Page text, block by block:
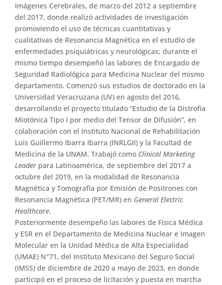
Imágenes Cerebrales, de marzo del 2012 a septiembre
del 2017, donde realizó actividades de investigación
promoviendo el uso de técnicas cuantitativas y
cualitativas de Resonancia Magnética en el estudio de
enfermedades psiquiátricas y neurológicas; durante el
mismo tiempo desempeñó las labores de Encargado de
Seguridad Radiológica para Medicina Nuclear del mismo
departamento. Comenzó sus estudios de doctorado en la
Universidad Veracruzana (UV) en agosto del 2016,
desarrollando el proyecto titulado “Estudio de la Distrofia
Miotónica Tipo I por medio del Tensor de Difusión”, en
colaboración con el Instituto Nacional de Rehabilitación
Luis Guillermo Ibarra Ibarra (INRLGII) y la Facultad de
Medicina de la UNAM. Trabajó como Clinical Marketing
Leader para Latinoamérica, de septiembre del 2017 a
octubre del 2019, en la modalidad de Resonancia
Magnética y Tomografía por Emisión de Positrones con
Resonancia Magnética (PET/MR) en General Electric
Healthcare.
Posteriormente desempeño las labores de Física Médica
y ESR en el Departamento de Medicina Nuclear e Imagen
Molecular en la Unidad Médica de Alta Especialidad
(UMAE) N°71, del Instituto Mexicano del Seguro Social
(IMSS) de diciembre de 2020 a mayo de 2023, en donde
participó en el proceso de licitación y puesta en marcha